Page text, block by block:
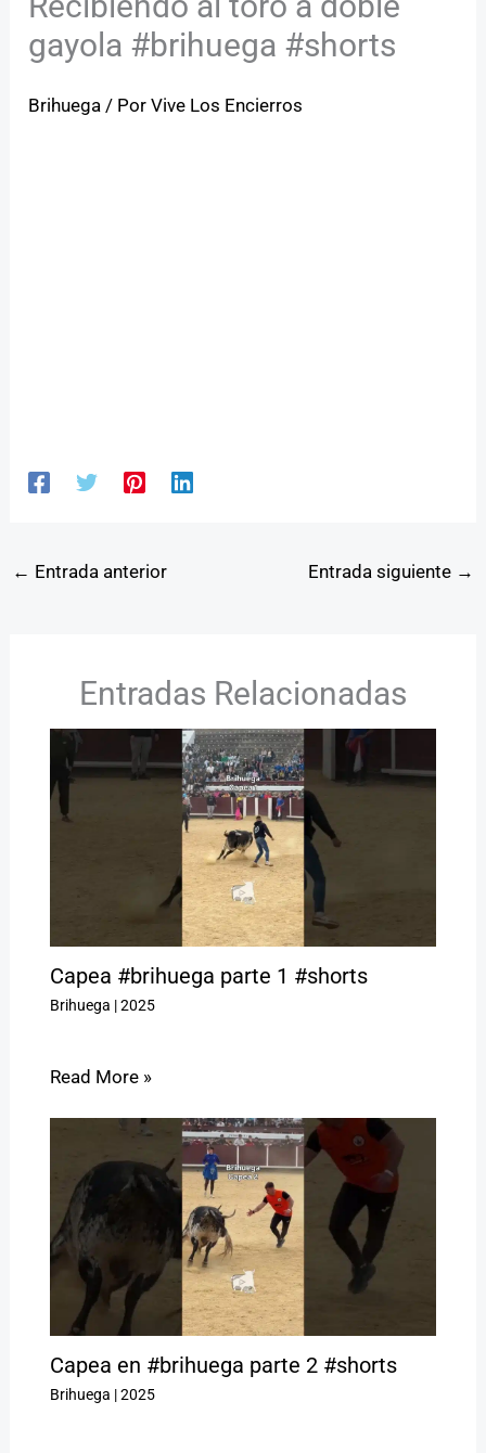
gayola #brihuega #shorts
Brihuega / PorVive Los Encierros
← Entrada anterior Entrada siguiente →
Entradas Relacionadas
Capea #brihuega parte 1 #shorts
Brihuega |2025
Read More »
Capea en #brihuega parte 2 #shorts
Brihuega |2025